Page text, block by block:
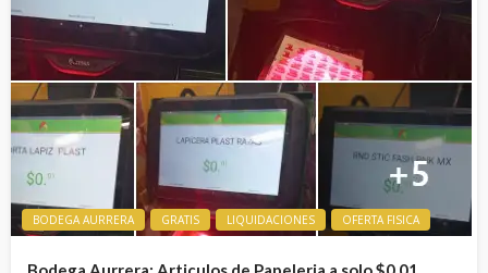
BODEGA AURRERA GRATIS LIQUIDACIONES OFERTA FISICA